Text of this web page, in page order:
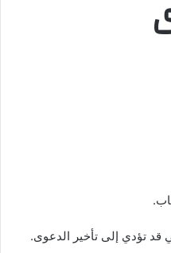
قد تؤدي إلى تأخير الدعوى.